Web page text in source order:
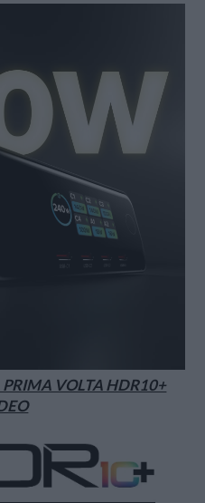
PRIMA VOLTA HDR10+